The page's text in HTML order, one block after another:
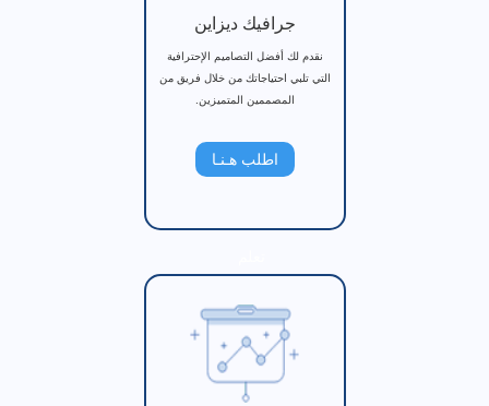
جرافيك ديزاين
نقدم لك أفضل التصاميم الإحترافية
التي تلبي احتياجاتك من خلال فريق من
المصممين المتميزين.
اطلب هـنـا